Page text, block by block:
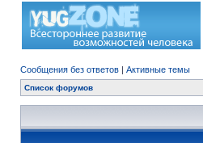
Сообщения без ответов | Активные темы
Список форумов